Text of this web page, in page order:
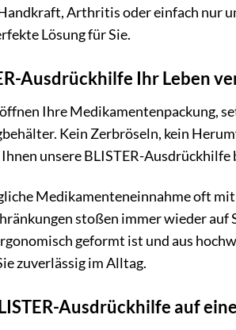
Arthritis oder einfach nur
Lösung für Sie.
Ausdrückhilfe Ihr Leben
Ihre Medikamentenpackung,
Kein Zerbröseln, kein
unsere BLISTER-Ausdrückhilfe
Medikamenteneinnahme oft
stoßen immer wieder
geformt ist und aus
zuverlässig im Alltag.
Ausdrückhilfe auf